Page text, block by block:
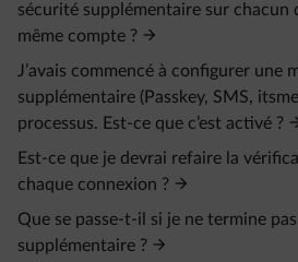
sécurité supplémentaire sur chacun
même compte ?
J’avais commencé à configurer une
supplémentaire (Passkey, SMS,
processus. Est-ce que c’est activé ?
Est-ce que je devrai refaire la
chaque connexion ?
Que se passe-t-il si je ne termine
supplémentaire ?